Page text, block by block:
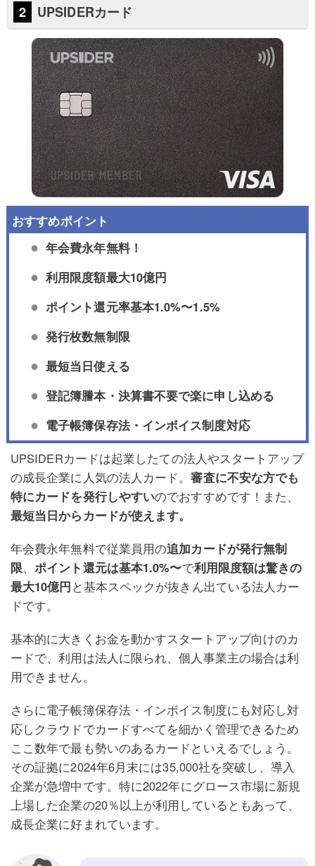
UPSIDERカード
年会費永年無料！
利用限度額最大10億円
ポイント還元率基本1.0%〜1.5%
発行枚数無制限
最短当日使える
登記簿謄本・決算書不要で楽に申し込める
電子帳簿保存法・インボイス制度対応
UPSIDERカードは起業したての法人やスタートアップ
の成長企業に人気の法人カード。審査に不安な方でも
特にカードを発行しやすいのでおすすめです！また、
最短当日からカードが使えます。
年会費永年無料で従業員用の追加カードが発行無制
限、ポイント還元は基本1.0%〜で利用限度額は驚きの
最大10億円 と基本スペックが抜きん出ている法人カー
ドです。
基本的に大きくお金を動かすスタートアップ向けのカ
ードで、利用は法人に限られ、個人事業主の場合は利
用できません。
さらに電子帳簿保存法・インボイス制度にも対応し対
応しクラウドでカードすべてを細かく管理できるため
ここ数年で最も勢いのあるカードといえるでしょう。
その証拠に2024年6月末には35,000社を突破し、導入
企業が急増中です。特に2022年にグロース市場に新規
上場した企業の20％以上が利用しているともあって、
成長企業に好まれています。